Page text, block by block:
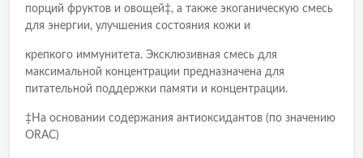
порций фруктов и овощей‡, а также экоганическую смесь
для энергии, улучшения состояния кожи и
крепкого иммунитета. Эксклюзивная смесь для
максимальной концентрации предназначена для
питательной поддержки памяти и концентрации.
‡На основании содержания антиоксидантов (по значению
ORAC)